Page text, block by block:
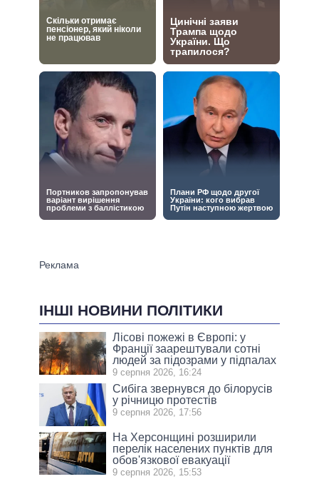
ІНШІ НОВИНИ ПОЛІТИКИ
Лісові пожежі в Європі: у
Франції заарештували сотні
людей за підозрами у підпалах
9 серпня 2026, 16:24
Сибіга звернувся до білорусів
у річницю протестів
9 серпня 2026, 17:56
На Херсонщині розширили
перелік населених пунктів для
обов'язкової евакуації
9 серпня 2026, 15:53